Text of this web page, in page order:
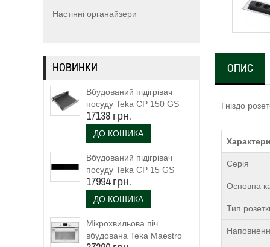
Настінні органайзери
НОВИНКИ
Вбудований підігрівач
посуду Teka CP 150 GS
(111600003)
17138 грн.
ДО КОШИКА
Вбудований підігрівач
посуду Teka CP 15 GS
(40589920)
17994 грн.
ДО КОШИКА
Мікрохвильова піч
вбудована Teka Maestro
ОПИС
Гніздо
Серія
Основна
Тип